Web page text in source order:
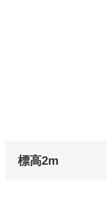
標高2m